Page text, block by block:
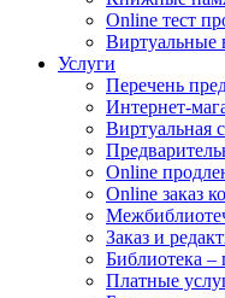
Online тест
Виртуальные
Услуги
Перечень
Интернет-
Виртуальная
Online
Online заказ
Заказ и
Библиотека –
Платные